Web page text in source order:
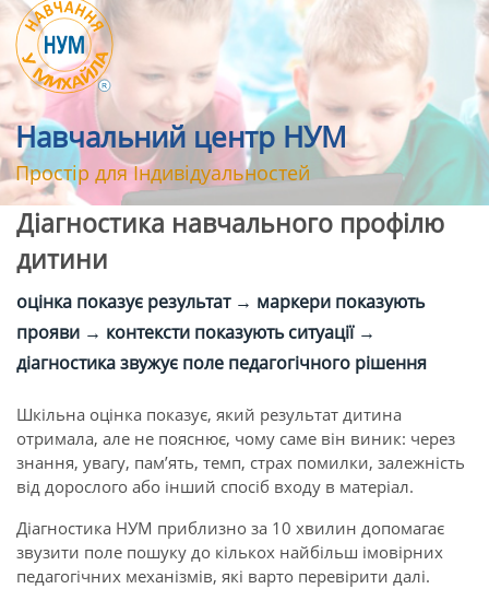
Навчальний центр НУМ
Простір для Індивідуальностей
Діагностика навчального профілю
дитини
оцінка показує результат → маркери показують
прояви → контексти показують ситуації →
діагностика звужує поле педагогічного рішення
Шкільна оцінка показує, який результат дитина
отримала, але не пояснює, чому саме він виник: через
знання, увагу, пам’ять, темп, страх помилки, залежність
від дорослого або інший спосіб входу в матеріал.
Діагностика НУМ приблизно за 10 хвилин допомагає
звузити поле пошуку до кількох найбільш імовірних
педагогічних механізмів, які варто перевірити далі.